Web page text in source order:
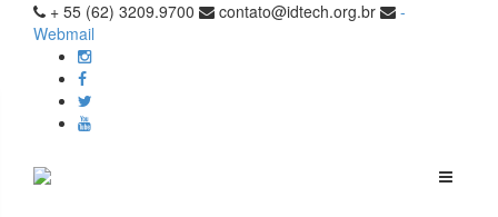
+ 55 (62) 3209.9700 contato@idtech.org.br
-
Webmail
Toggle